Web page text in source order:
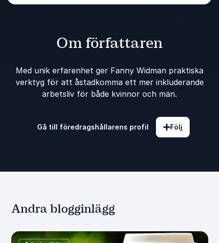
Om författaren
Med unik erfarenhet ger Fanny Widman praktiska
verktyg för att åstadkomma ett mer inkluderande
arbetsliv för både kvinnor och män.
Gå till föredragshållarens profil Följ
Andra blogginlägg